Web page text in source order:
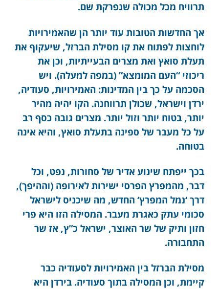
תרוויח מכל מכולה שנפרקת שם.
אך החדשות הטובות עוד יותר הן שהאמירויות
לוחצות לפתוח את קו מסילת הברזל, שיעקוף את
תעלת סואץ ואת מצרים הבעייתיות, וכן את
ריכוזי “העם המומצא” (במפה למעלה). ויש
הסכמה על כך בין המדינות: האמירויות, סעודיה,
ירדן וישראל, שכולן תרווחנה. הקו יהיה מהיר
יותר, בטוח יותר וזול יותר. מצרים גובה כסף רב
על כל מעבר של ספינה בתעלת סואץ, והיא אינה
בטוחה.
בכך ייפתח שינוע אדיר של סחורות, נפט, וכל
דבר, מהמפרץ הפרסי ישירות לאירופה (וההיפך),
דרך ‘נמל המפרץ’ החדש, מה שיכניס לישראל
סכומי עתק כאגרת מעבר. המסילה הזו היא פרי
חזון ותיק של שר האוצר, ישראל כ”ץ, אז שר
התחבורה.
מסילת הברזל בין האמירויות לסעודיה כבר
קיימת, וכן המסילה בתוך סעודיה. בירדן היא